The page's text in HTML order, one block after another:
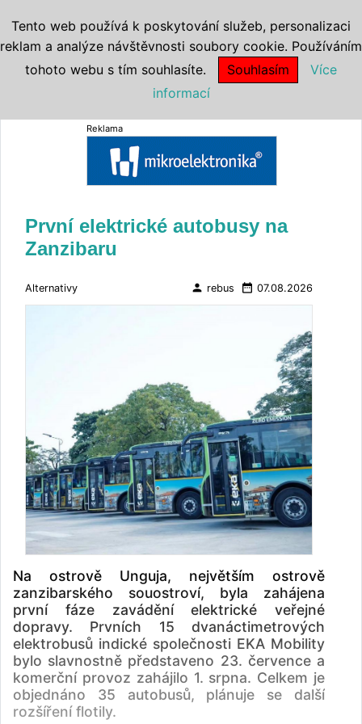
Reklama
První elektrické autobusy na
Zanzibaru
Alternativy person rebus date_range 07.08.2026
Na ostrově Unguja, největším ostrově
zanzibarského souostroví, byla zahájena
první fáze zavádění elektrické veřejné
dopravy. Prvních 15 dvanáctimetrových
elektrobusů indické společnosti EKA Mobility
bylo slavnostně představeno 23. července a
komerční provoz zahájilo 1. srpna. Celkem je
objednáno 35 autobusů, plánuje se další
rozšíření flotily.
Tento web používá k poskytování služeb, personalizaci
reklam a analýze návštěvnosti soubory cookie. Používáním
tohoto webu s tím souhlasíte.
Souhlasím
Více
informací